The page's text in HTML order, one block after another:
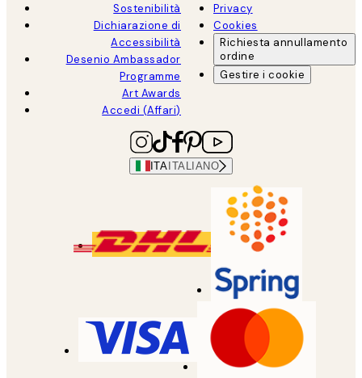
Sostenibilità
Dichiarazione di
Accessibilità
Desenio Ambassador
Programme
Art Awards
Accedi (Affari)
Privacy
Cookies
Richiesta annullamento
ordine
Gestire i cookie
ITA ITALIANO